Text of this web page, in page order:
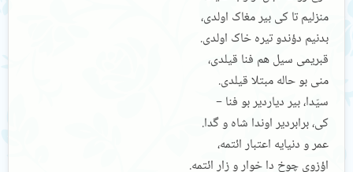
منزلیم تا کی بیر مغاک اولدی،
بدنیم دؤندو تیره خاک اولدی.
قبریمی سیل هم فنا قیلدی،
منی بو حاله مبتلا قیلدی.
سیّدا، بیر دیاردیر بو فنا –
کی، برابردیر اوندا شاه و گدا.
عمر و دنیایه اعتبار ائتمه،
اؤزوی چوخ دا خوار و زار ائتمه.